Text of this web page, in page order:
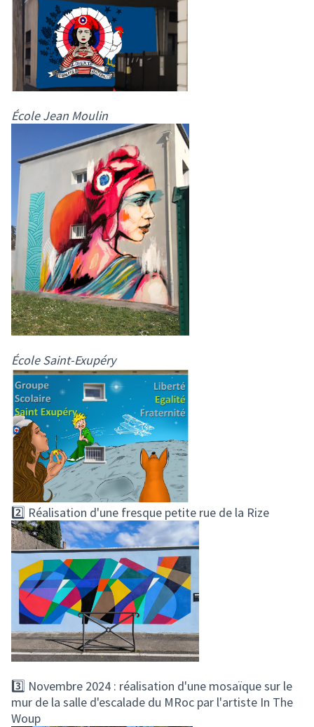
École Jean Moulin
École Saint-Exupéry
2️⃣ Réalisation d'une fresque petite rue de la Rize
3️⃣ Novembre 2024 : réalisation d'une mosaïque sur le
mur de la salle d'escalade du MRoc par l'artiste In The
Woup